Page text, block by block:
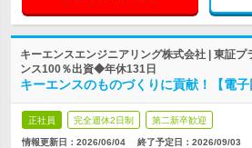
キーエンスエンジニアリング株式会社 | 東証
ンス100％出資◆年休131日
キーエンスのものづくりに貢献！【電
正社員 完全週休2日制 第二新卒歓迎
情報更新日：2026/06/04 終了予定日： 2026/09/03